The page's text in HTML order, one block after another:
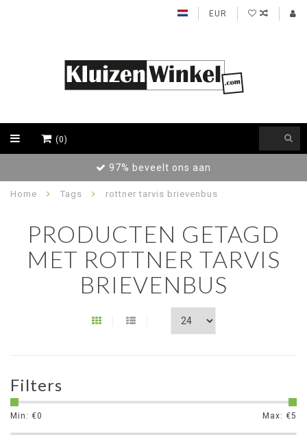
EUR
(0)
Home Tags rottner tarvis brievenbus
PRODUCTEN GETAGD
MET ROTTNER TARVIS
BRIEVENBUS
Filters
Min: €0 Max: €5